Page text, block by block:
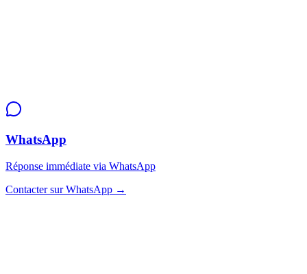
WhatsApp
Réponse immédiate via WhatsApp
Contacter sur WhatsApp →